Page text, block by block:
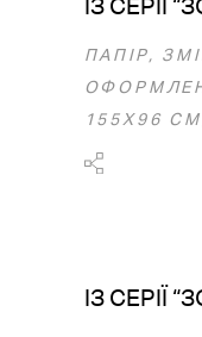
ІЗ СЕРІЇ
ПАПІР,
155Х96
ІЗ СЕРІЇ